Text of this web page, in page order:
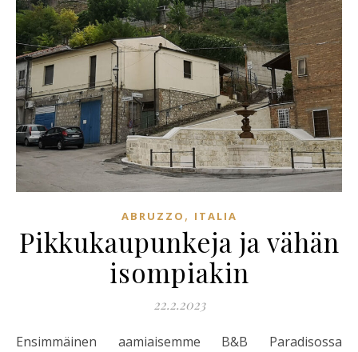
ABRUZZO , ITALIA
Pikkukaupunkeja ja vähän
isompiakin
22.2.2023
Ensimmäinen aamiaisemme B&B Paradisossa